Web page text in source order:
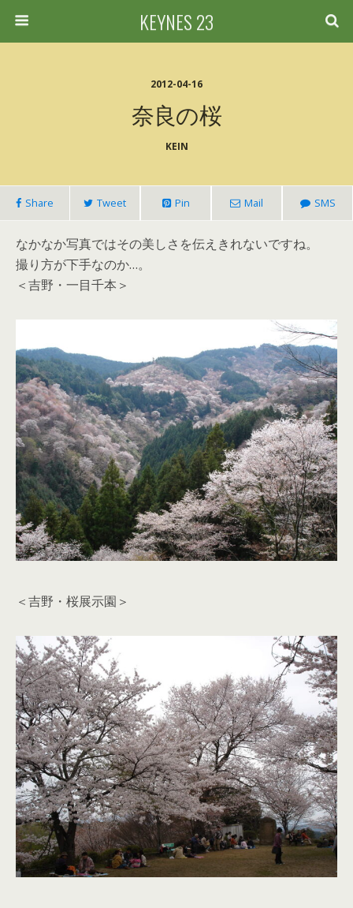
KEYNES 23
2012-04-16
奈良の桜
KEIN
Share Tweet Pin Mail SMS
なかなか写真ではその美しさを伝えきれないですね。
撮り方が下手なのか…。
＜吉野・一目千本＞
＜吉野・桜展示園＞